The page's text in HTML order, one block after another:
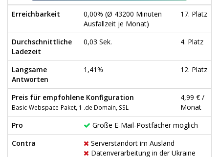
Erreichbarkeit
0,00% (Ø 43200 Minuten
Ausfallzeit je Monat)
17. Platz
Durchschnittliche
Ladezeit
0,03 Sek. 4. Platz
Langsame
Antworten
1,41% 12. Platz
Preis für empfohlene Konfiguration
Basic-Webspace-Paket, 1 .de Domain, SSL
4,99 € /
Monat
Pro
Große E-Mail-Postfächer möglich
Contra
Serverstandort im Ausland
Datenverarbeitung in der Ukraine